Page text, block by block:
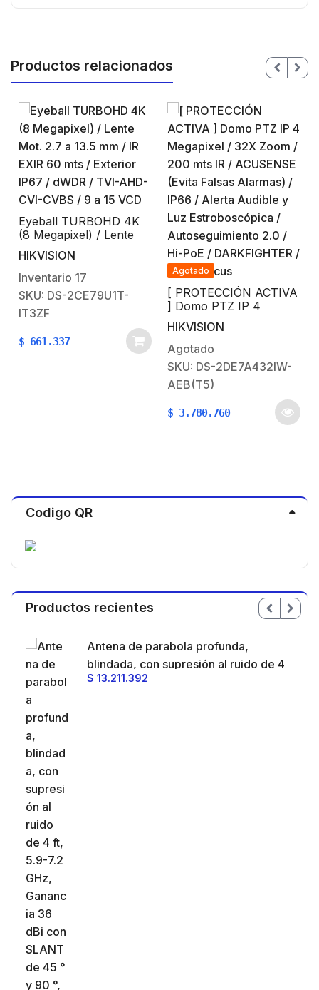
Productos relacionados
Eyeball TURBOHD 4K
(8 Megapixel) / Lente
Mot. 2.7 a 13.5 mm / IR
EXIR 60 mts / Exterior
IP67 / dWDR / TVI-
AHD-CVI-CVBS / 9 a 15
VCD
HIKVISION
Inventario 17
SKU: DS-2CE79U1T-
IT3ZF
$ 661.337
Agotado
[ PROTECCIÓN ACTIVA
] Domo PTZ IP 4
Megapixel / 32X Zoom /
200 mts IR /
ACUSENSE (Evita
Falsas Alarmas) / IP66 /
Alerta Audible y Luz
Estroboscópica /
Autoseguimiento 2.0 /
Hi-PoE / DARKFIGHTER
HIKVISION
Agotado
SKU: DS-2DE7A432IW-
AEB(T5)
$ 3.780.760
Codigo QR
Productos recientes
Antena de parabola profunda,
blindada, con supresión al ruido de 4
ft, 5.9-7.2 GHz, Ganancia 36 dBi con
$ 13.211.392